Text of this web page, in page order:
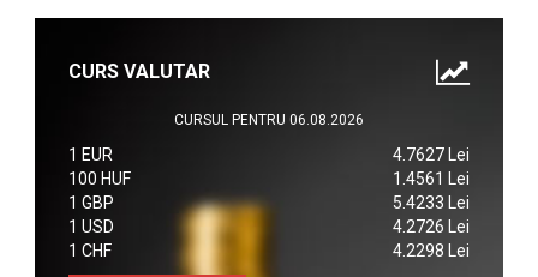
CURS VALUTAR
CURSUL PENTRU 06.08.2026
1 EUR
4.7627 Lei
100 HUF
1.4561 Lei
1 GBP
5.4233 Lei
1 USD
4.2726 Lei
1 CHF
4.2298 Lei